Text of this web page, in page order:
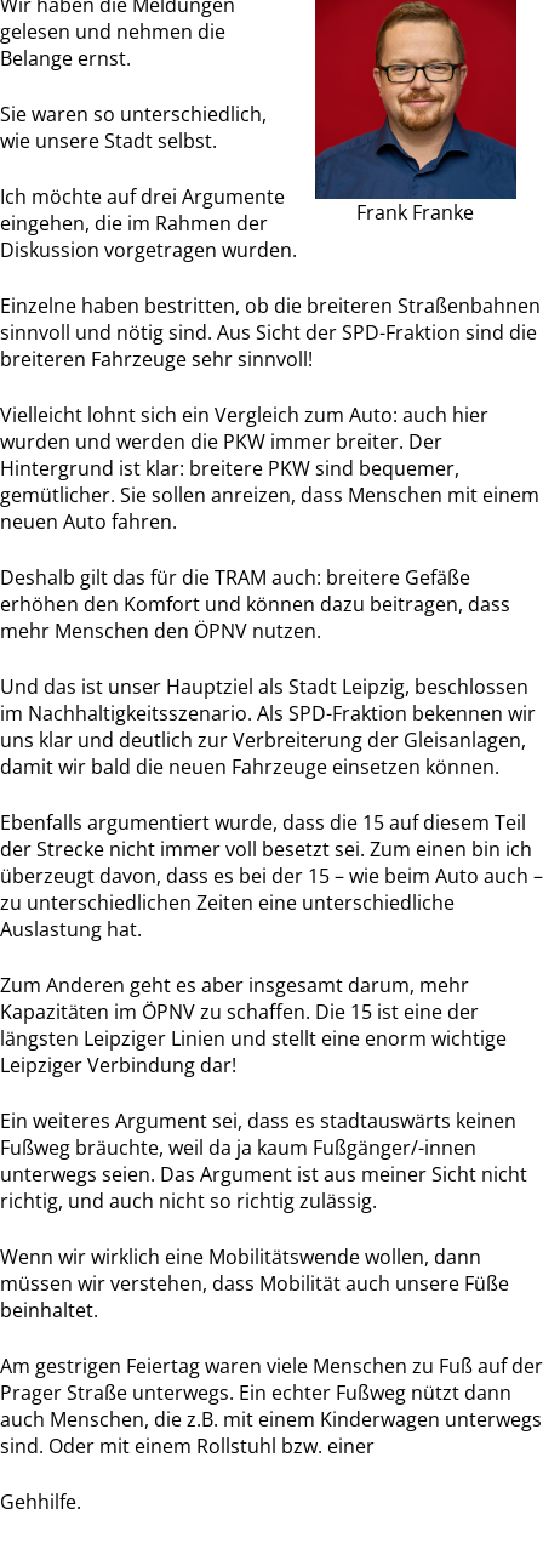
Frank Franke
gelesen und nehmen die
Belange ernst.
Sie waren so unterschiedlich,
wie unsere Stadt selbst.
Ich möchte auf drei Argumente
eingehen, die im Rahmen der
Diskussion vorgetragen wurden.
Einzelne haben bestritten, ob die breiteren Straßenbahnen
sinnvoll und nötig sind. Aus Sicht der SPD-Fraktion sind die
breiteren Fahrzeuge sehr sinnvoll!
Vielleicht lohnt sich ein Vergleich zum Auto: auch hier
wurden und werden die PKW immer breiter. Der
Hintergrund ist klar: breitere PKW sind bequemer,
gemütlicher. Sie sollen anreizen, dass Menschen mit einem
neuen Auto fahren.
Deshalb gilt das für die TRAM auch: breitere Gefäße
erhöhen den Komfort und können dazu beitragen, dass
mehr Menschen den ÖPNV nutzen.
Und das ist unser Hauptziel als Stadt Leipzig, beschlossen
im Nachhaltigkeitsszenario. Als SPD-Fraktion bekennen wir
uns klar und deutlich zur Verbreiterung der Gleisanlagen,
damit wir bald die neuen Fahrzeuge einsetzen können.
Ebenfalls argumentiert wurde, dass die 15 auf diesem Teil
der Strecke nicht immer voll besetzt sei. Zum einen bin ich
überzeugt davon, dass es bei der 15 – wie beim Auto auch –
zu unterschiedlichen Zeiten eine unterschiedliche
Auslastung hat.
Zum Anderen geht es aber insgesamt darum, mehr
Kapazitäten im ÖPNV zu schaffen. Die 15 ist eine der
längsten Leipziger Linien und stellt eine enorm wichtige
Leipziger Verbindung dar!
Ein weiteres Argument sei, dass es stadtauswärts keinen
Fußweg bräuchte, weil da ja kaum Fußgänger/-innen
unterwegs seien. Das Argument ist aus meiner Sicht nicht
richtig, und auch nicht so richtig zulässig.
Wenn wir wirklich eine Mobilitätswende wollen, dann
müssen wir verstehen, dass Mobilität auch unsere Füße
beinhaltet.
Am gestrigen Feiertag waren viele Menschen zu Fuß auf der
Prager Straße unterwegs. Ein echter Fußweg nützt dann
auch Menschen, die z.B. mit einem Kinderwagen unterwegs
sind. Oder mit einem Rollstuhl bzw. einer
Gehhilfe.